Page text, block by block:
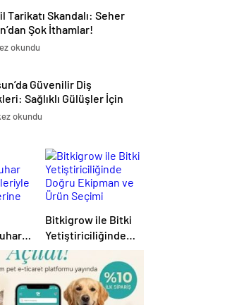
Tarikatı Skandalı: Seher
Şok İthamlar!
okundu
Güvenilir Diş
Sağlıklı Gülüşler İçin
Seçenekler
okundu
Bitkigrow ile Bitki
Yetiştiriciliğinde
Doğru Ekipman ve
Ürün Seçimi